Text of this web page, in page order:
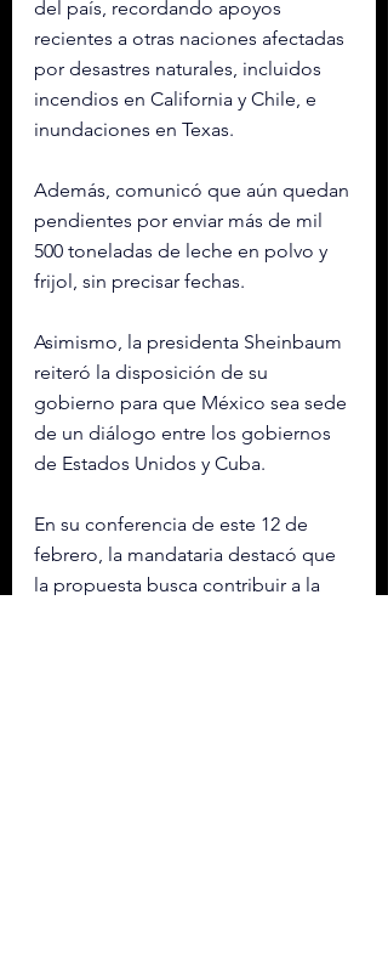
del país, recordando apoyos
recientes a otras naciones afectadas
por desastres naturales, incluidos
incendios en California y Chile, e
inundaciones en Texas.
Además, comunicó que aún quedan
pendientes por enviar más de mil
500 toneladas de leche en polvo y
frijol, sin precisar fechas.
Asimismo, la presidenta Sheinbaum
reiteró la disposición de su
gobierno para que México sea sede
de un diálogo entre los gobiernos
de Estados Unidos y Cuba.
En su conferencia de este 12 de
febrero, la mandataria destacó que
la propuesta busca contribuir a la